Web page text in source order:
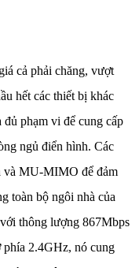
cả phải chăng, vượt
hết các thiết bị khác
phạm vi để cung cấp
ngủ điển hình. Các
và MU-MIMO để đảm
toàn bộ ngôi nhà của
thông lượng 867Mbps
2.4GHz, nó cung